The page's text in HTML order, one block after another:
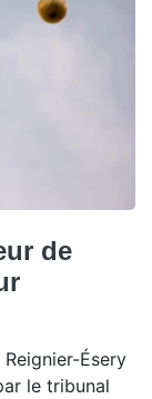
de
Ésery
le tribunal